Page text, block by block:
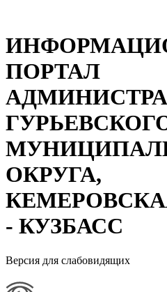
ПОРТАЛ
ОКРУГА,
- КУЗБАСС
Версия для слабовидящих